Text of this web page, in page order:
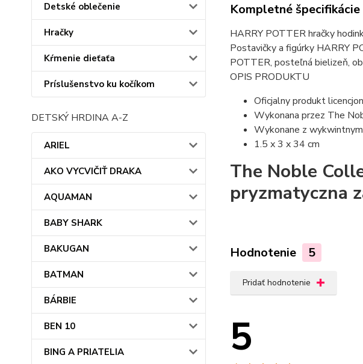
Detské oblečenie
Hračky
Kŕmenie dieťaťa
Príslušenstvo ku kočíkom
DETSKÝ HRDINA A-Z
ARIEL
AKO VYCVIČIŤ DRAKA
AQUAMAN
BABY SHARK
BAKUGAN
BATMAN
BÁRBIE
BEN 10
BING A PRIATELIA
Kompletné špecifikácie
HARRY POTTER hračky
Postavičky a figúrky HARRY
POTTER, posteľná bielizeň,
OPIS PRODUKTU
Oficjalny produkt
Wykonana przez The
Wykonane z
1.5 x 3 x 34 cm
The Noble
pryzmatyczna
Hodnotenie 5
Pridať hodnotenie
5